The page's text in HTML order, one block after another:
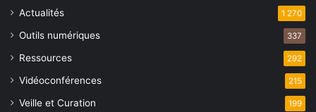
Actualités 1 270
Outils numériques 337
Ressources 292
Vidéoconférences 215
Veille et Curation 199